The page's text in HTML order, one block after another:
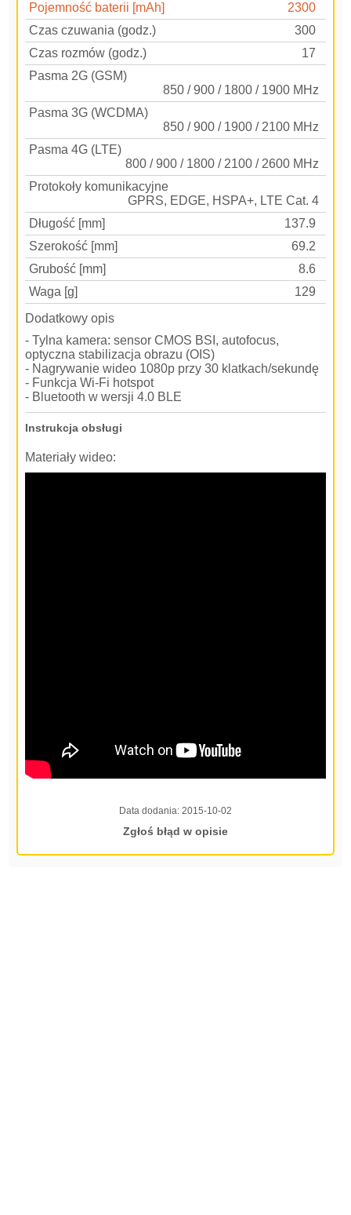
Pojemność baterii [mAh]
2300
Czas czuwania (godz.)
300
Czas rozmów (godz.)
17
Pasma 2G (GSM)
850 / 900 / 1800 / 1900 MHz
Pasma 3G (WCDMA)
850 / 900 / 1900 / 2100 MHz
Pasma 4G (LTE)
800 / 900 / 1800 / 2100 / 2600 MHz
Protokoły komunikacyjne
GPRS, EDGE, HSPA+, LTE Cat. 4
Długość [mm]
137.9
Szerokość [mm]
69.2
Grubość [mm]
8.6
Waga [g]
129
Dodatkowy opis
- Tylna kamera: sensor CMOS BSI, autofocus,
optyczna stabilizacja obrazu (OIS)
- Nagrywanie wideo 1080p przy 30 klatkach/sekundę
- Funkcja Wi-Fi hotspot
- Bluetooth w wersji 4.0 BLE
Instrukcja obsługi
Materiały wideo:
Data dodania: 2015-10-02
Zgłoś błąd w opisie